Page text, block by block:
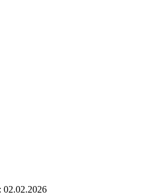
02.02.2026